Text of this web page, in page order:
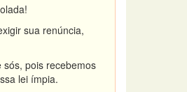
sua renúncia,
pois recebemos
lei ímpia.